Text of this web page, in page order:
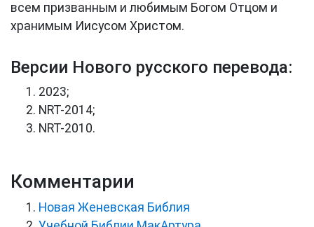
всем призванным и любимым Богом Отцом и
хранимым Иисусом Христом.
Версии Нового русского перевода:
2023;
NRT-2014;
NRT-2010.
Комментарии
Новая Женевская Библия